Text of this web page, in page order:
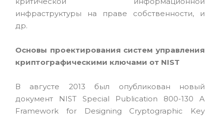
инфраструктуры на праве собственности, и
др.
Основы проектирования систем управления
криптографическими ключами от NIST
В августе 2013 был опубликован новый
документ NIST Special Publication 800-130 A
Framework for Designing Cryptographic Key